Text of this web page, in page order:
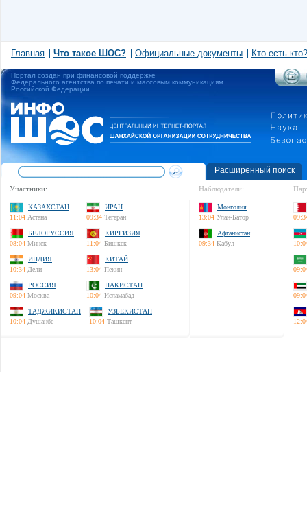
Главная Что такое ШОС? Официальные документы Кто есть кто?
Портал создан при финансовой поддержке
Федерального агентства по печати и массовым коммуникациям
Российской Федерации
Расширенный поиск
Участники:
КАЗАХСТАН
11:04 Астана
ИРАН
09:34 Тегеран
БЕЛОРУССИЯ
08:04 Минск
КИРГИЗИЯ
11:04 Бишкек
ИНДИЯ
10:34 Дели
КИТАЙ
13:04 Пекин
РОССИЯ
09:04 Москва
ПАКИСТАН
10:04 Исламабад
ТАДЖИКИСТАН
10:04 Душанбе
УЗБЕКИСТАН
10:04 Ташкент
Наблюдатели:
Монголия
13:04 Улан-Батор
Афганистан
09:34 Кабул